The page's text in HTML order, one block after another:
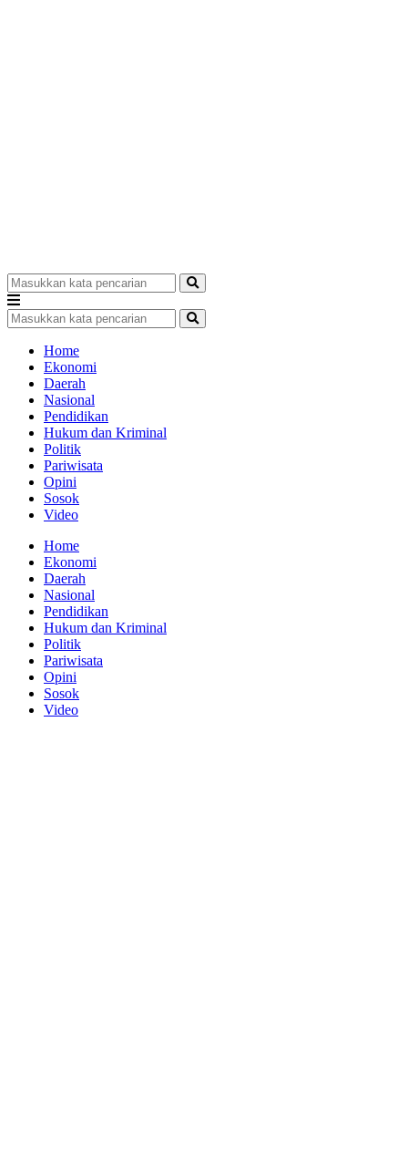
Home
Ekonomi
Daerah
Nasional
Pendidikan
Hukum dan Kriminal
Politik
Pariwisata
Opini
Sosok
Video
Home
Ekonomi
Daerah
Nasional
Pendidikan
Hukum dan Kriminal
Politik
Pariwisata
Opini
Sosok
Video